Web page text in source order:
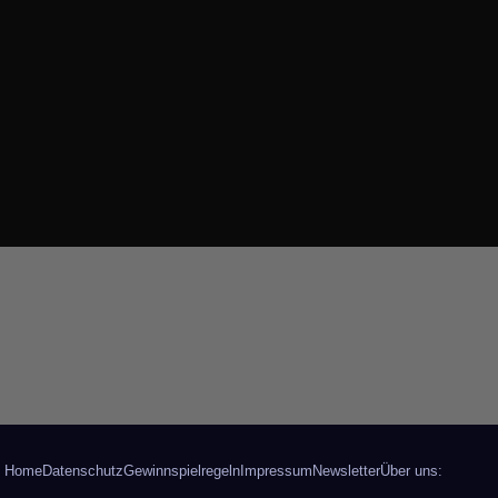
HomeDatenschutzGewinnspielregeln Impressum NewsletterÜber uns: